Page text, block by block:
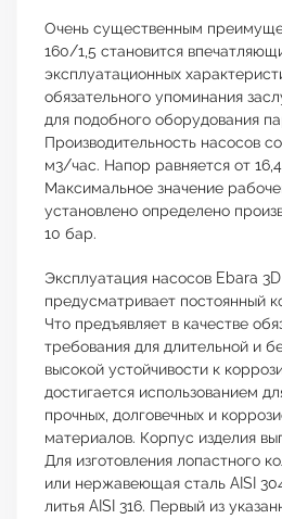
Очень существенным
160/1,5 становится
эксплуатационных
обязательного упоминания
для подобного оборудования
Производительность насосов
м3/час. Напор равняется от
Максимальное значение
установлено определено
10 бар.
Эксплуатация насосов Ebara
предусматривает постоянный
Что предъявляет в качестве
требования для длительной и
высокой устойчивости к
достигается использованием
прочных, долговечных и
материалов. Корпус изделия
Для изготовления лопастного
или нержавеющая сталь AISI
литья AISI 316. Первый из